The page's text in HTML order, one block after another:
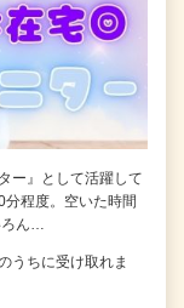
ー』として活躍して
程度。空いた時間
ろん…
ちに受け取れま